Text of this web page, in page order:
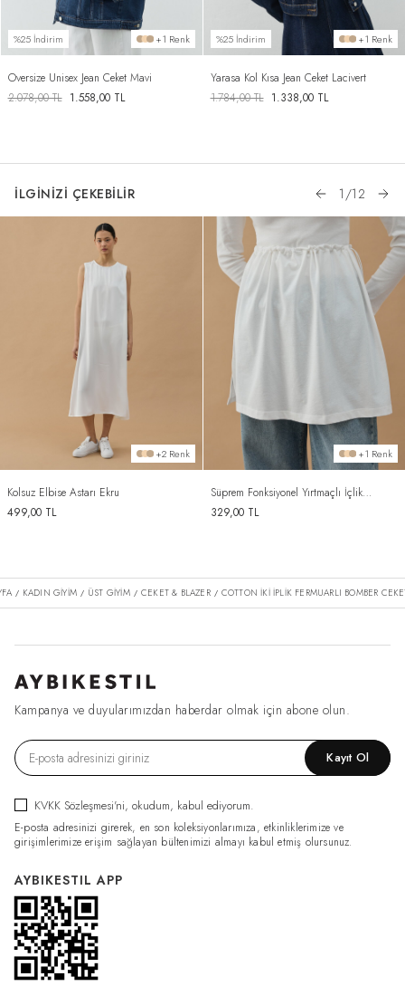
%25 İndirim +1 Renk
Oversize Unisex Jean Ceket Mavi
2.078,00TL 1.558,00TL
%25 İndirim +1 Renk
Yarasa Kol Kısa Jean Ceket Lacivert
1.784,00TL 1.338,00TL
İLGİNİZİ ÇEKEBİLİR 1 /12
+2 Renk
Kolsuz Elbise Astarı Ekru
499,00 TL
+1 Renk
Süprem Fonksiyonel Yırtmaçlı İçlik
Etek Ekru
329,00TL
/ KADIN GİYİM / ÜST GİYİM / CEKET & BLAZER / COTTON İKI İPLIK FERMUARLI BOMBER
Kampanya ve duyularımızdan haberdar olmak için abone olun.
Kayıt Ol
KVKK Sözleşmesi'ni, okudum, kabul ediyorum.
E-posta adresinizi girerek, en son koleksiyonlarımıza, etkinliklerimize ve
girişimlerimize erişim sağlayan bültenimizi almayı kabul etmiş olursunuz.
AYBIKESTIL APP